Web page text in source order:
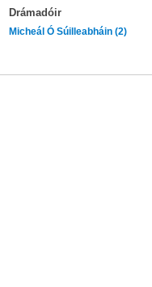
Drámadóir
Micheál Ó Súilleabháin (2)